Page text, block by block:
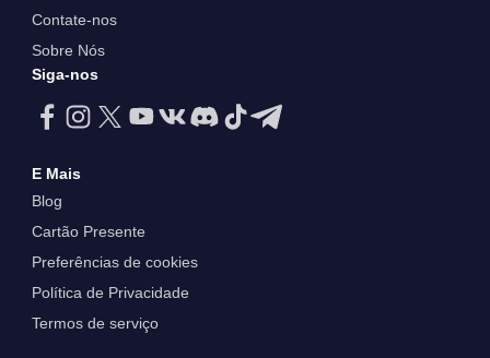
Contate-nos
Sobre Nós
Siga-nos
E Mais
Blog
Cartão Presente
Preferências de cookies
Política de Privacidade
Termos de serviço